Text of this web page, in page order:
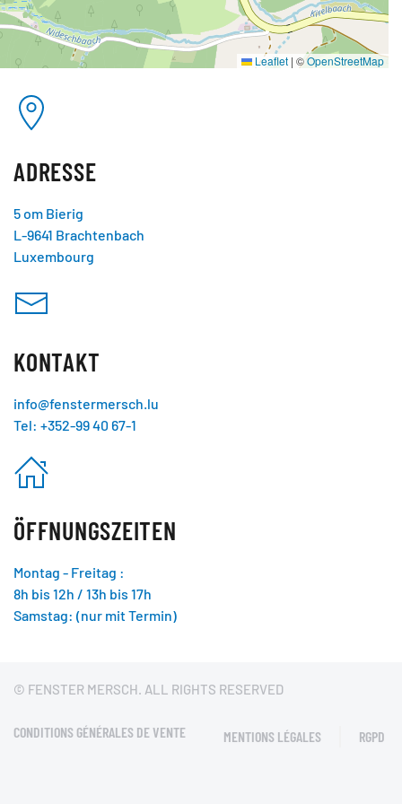
Leaflet | ©OpenStreetMap
ADRESSE
5 om Bierig
L-9641 Brachtenbach
Luxembourg
KONTAKT
info@fenstermersch.lu
Tel: +352-99 40 67-1
ÖFFNUNGSZEITEN
Montag - Freitag :
8h bis 12h / 13h bis 17h
Samstag: (nur mit Termin)
© FENSTER MERSCH. ALL RIGHTS RESERVED
CONDITIONS GÉNÉRALES DE VENTE MENTIONS LÉGALES RGPD